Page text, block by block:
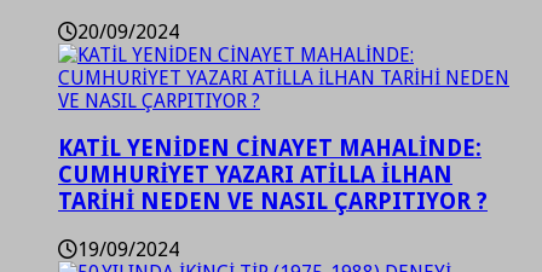
20/09/2024
KATİL YENİDEN CİNAYET MAHALİNDE:
CUMHURİYET YAZARI ATİLLA İLHAN
TARİHİ NEDEN VE NASIL ÇARPITIYOR ?
19/09/2024